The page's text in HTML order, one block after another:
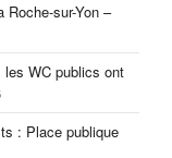
sur-Yon –
les WC publics ont
: Place publique